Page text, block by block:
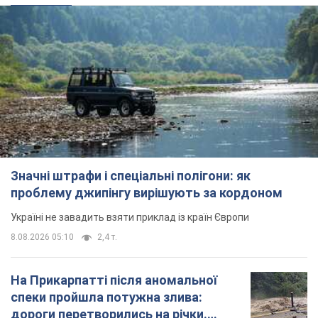
Значні штрафи і спеціальні полігони: як
проблему джипінгу вирішують за кордоном
Україні не завадить взяти приклад із країн Європи
8.08.2026 05:10 2,4 т.
На Прикарпатті після аномальної
спеки пройшла потужна злива:
дороги перетворились на річки.